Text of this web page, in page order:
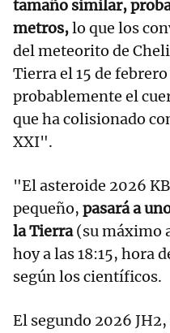
tamaño similar,
metros,lo que los
del meteorito de
Tierra el 15 de febrero
probablemente el
que ha colisionado
XXI".
"El asteroide 2026
pequeño, pasará a
la Tierra(su máximo
hoy a las 18:15, hora
según los científicos.
El segundo 2026